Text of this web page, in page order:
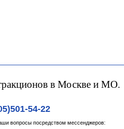
в Москве и МО.
54-22
вопросы посредством мессенджеров: